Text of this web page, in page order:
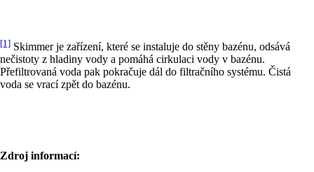
[1] Skimmer je zařízení, které se instaluje do stěny bazénu, odsává
nečistoty z hladiny vody a pomáhá cirkulaci vody v bazénu.
Přefiltrovaná voda pak pokračuje dál do filtračního systému. Čistá
voda se vrací zpět do bazénu.
Zdroj informací: